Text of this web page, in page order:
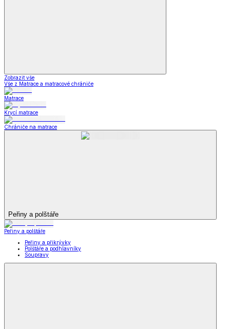
Zobrazit vše
Vše z Matrace a matracové chrániče
Matrace
Krycí matrace
Chrániče na matrace
Peřiny a polštáře
Peřiny a polštáře
Peřiny a přikrývky
Polštáře a podhlavníky
Soupravy